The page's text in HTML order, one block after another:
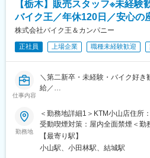
★スキルアップが叶えられる★
年4回の「ソフトバンク認定資格
月額8万円（年額96万円）の資格
※試験の合格率・保有率はともに約
※会社をあげて合格までしっかり
・月1日の有給取得・連続休暇取
・育休取得率約95％／復帰率は
・保育園に預けて復職した場合⇒
・お子さんが4歳に達するまで時短
・時短とフルタイムをミックスし
・30歳時点で男女の年収差額が
https://www.vorkers.com/
https://note.com/bellpark_saiyou/
（2）教える立場の先輩社員の7
時の不安な気持ちはよく理解でき
きるようしっかりとフォローしま
【栃木】販売スタッフ※未経
バイク王／年休120日／安心
株式会社バイク王＆カンパニー
正社員 上場企業 職種未経験歓迎
仕事内容
＼第二新卒・未経験・バイク好き
給／
◆正社員デビューも歓迎／店長や
のキャリアUPも◆社割あり／車・
給／正社員◆知名度抜群の東証ス
当社の運営する店舗での接客・販
勤務地
＜勤務地詳細1＞KTM小山店住所
受動喫煙対策：屋内全面禁煙＜勤
所：栃木県小山市西城南3-1-12
あり変更の範囲：会社の定める事
【最寄り駅】
小山駅、小田林駅、結城駅